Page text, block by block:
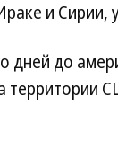
и Сирии,
дней до
территории